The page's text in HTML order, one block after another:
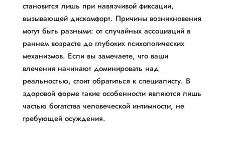
становится лишь при навязчивой фиксации,
вызывающей дискомфорт. Причины возникновения
могут быть разными: от случайных ассоциаций в
раннем возрасте до глубоких психологических
механизмов. Если вы замечаете, что ваши
влечения начинают доминировать над
реальностью, стоит обратиться к специалисту. В
здоровой форме такие особенности являются лишь
частью богатства человеческой интимности, не
требующей осуждения.